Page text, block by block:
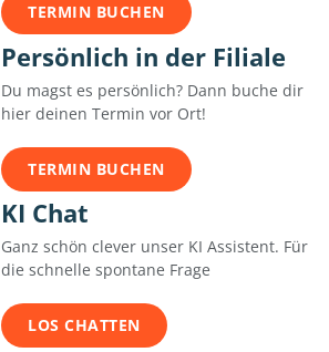
TERMIN BUCHEN
Persönlich in der Filiale
Du magst es persönlich? Dann buche dir
hier deinen Termin vor Ort!
TERMIN BUCHEN
KI Chat
Ganz schön clever unser KI Assistent. Für
die schnelle spontane Frage
LOS CHATTEN